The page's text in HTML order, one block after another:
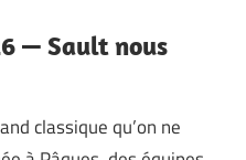
— Sault nous
classique qu’on ne